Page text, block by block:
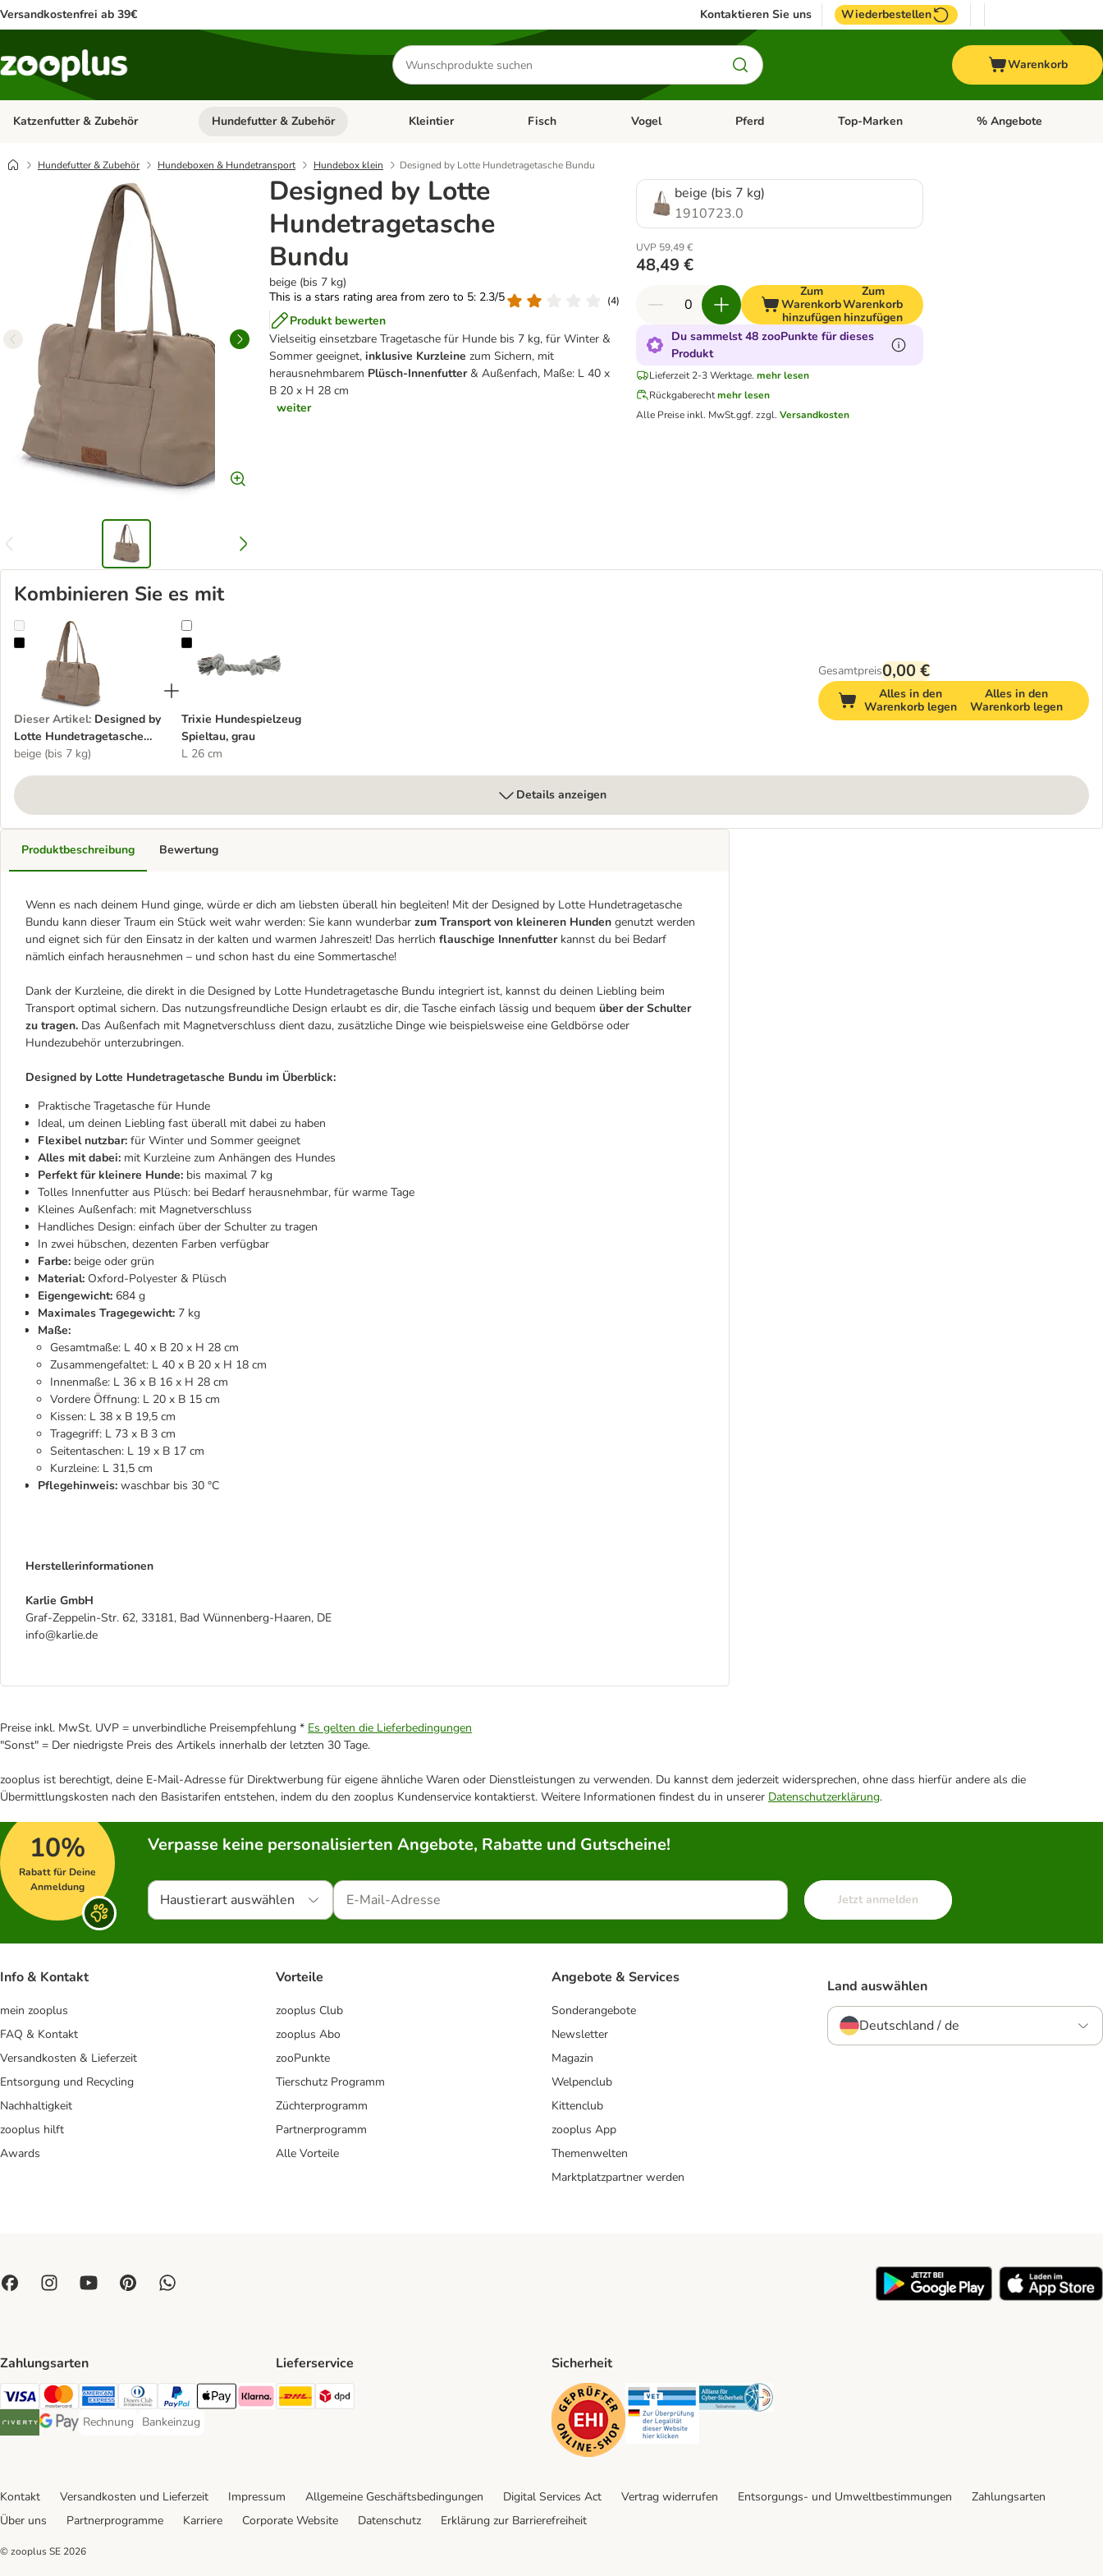
Versandkostenfrei ab 39€ Kontaktieren Sie uns Wiederbestellen
Produkte
suchen
Warenkorb
Katzenfutter & Zubehör Kategorie-Menü öffnen: Katzenfutter & Zubehör
Hundefutter & Zubehör Kategorie-Menü öffnen: Hundefutter & Zubehör
Kleintier Kategorie-Menü öffnen: Kleintier
Fisch Kategorie-Menü öffnen: Fisch
Vogel Kategorie-Menü öffnen: Vogel
Pferd Kategorie-Menü öffnen: Pferd
Top-Marken Kategorie-Menü öffnen:
% Angebote
Hundefutter & Zubehör Hundeboxen & Hundetransport Hundebox klein Designed by Lotte Hundetragetasche Bundu
Designed by Lotte
Hundetragetasche
Bundu
beige (bis 7 kg)
This is a stars rating area from zero to 5: 2.3/5
(4)
Produkt bewerten
Vielseitig einsetzbare Tragetasche für Hunde bis 7 kg, für Winter &
Sommer geeignet,inklusive Kurzleinezum Sichern, mit
herausnehmbarem Plüsch-Innenfutter& Außenfach, Maße: L 40 x
B 20 x H 28 cm
weiter
beige (bis 7 kg)
1910723.0
UVP 59,49 €
48,49 €
Zum
Warenkorb
hinzufügen
Zum
Warenkorb
hinzufügen
Du sammelst 48 zooPunkte für dieses
Produkt
Lieferzeit 2-3 Werktage. mehr lesen
Rückgaberechtmehr lesen
Alle Preise inkl. MwSt.ggf. zzgl.Versandkosten
Kombinieren Sie es mit
Designed by Lotte Hundetragetasche Bundu
Dieser Artikel: Designed by
Lotte Hundetragetasche
Bundu
beige (bis 7 kg)
Trixie Hundespielzeug Spieltau, grau
Trixie Hundespielzeug
Spieltau, grau
L 26 cm
Gesamtpreis0,00 €
Alles in den
Warenkorb legen
Alles in den
Warenkorb legen
Details anzeigen
Produktbeschreibung
Wenn es nach deinem Hund ginge, würde er dich am liebsten überall hin begleiten! Mit der Designed by Lotte Hundetragetasche
Bundu kann dieser Traum ein Stück weit wahr werden: Sie kann wunderbar zum Transport von kleineren Hunden genutzt werden
und eignet sich für den Einsatz in der kalten und warmen Jahreszeit! Das herrlich flauschige Innenfutter kannst du bei Bedarf
nämlich einfach herausnehmen – und schon hast du eine Sommertasche!
Dank der Kurzleine, die direkt in die Designed by Lotte Hundetragetasche Bundu integriert ist, kannst du deinen Liebling beim
Transport optimal sichern. Das nutzungsfreundliche Design erlaubt es dir, die Tasche einfach lässig und bequem über der Schulter
zu tragen. Das Außenfach mit Magnetverschluss dient dazu, zusätzliche Dinge wie beispielsweise eine Geldbörse oder
Hundezubehör unterzubringen.
Designed by Lotte Hundetragetasche Bundu im Überblick:
Praktische Tragetasche für Hunde
Ideal, um deinen Liebling fast überall mit dabei zu haben
Flexibel nutzbar: für Winter und Sommer geeignet
Alles mit dabei: mit Kurzleine zum Anhängen des Hundes
Perfekt für kleinere Hunde: bis maximal 7 kg
Tolles Innenfutter aus Plüsch: bei Bedarf herausnehmbar, für warme Tage
Kleines Außenfach: mit Magnetverschluss
Handliches Design: einfach über der Schulter zu tragen
In zwei hübschen, dezenten Farben verfügbar
Farbe: beige oder grün
Material: Oxford-Polyester & Plüsch
Eigengewicht: 684 g
Maximales Tragegewicht: 7 kg
Maße:
Gesamtmaße: L 40 x B 20 x H 28 cm
Zusammengefaltet: L 40 x B 20 x H 18 cm
Innenmaße: L 36 x B 16 x H 28 cm
Vordere Öffnung: L 20 x B 15 cm
Kissen: L 38 x B 19,5 cm
Tragegriff: L 73 x B 3 cm
Seitentaschen: L 19 x B 17 cm
Kurzleine: L 31,5 cm
Pflegehinweis: waschbar bis 30 °C
Herstellerinformationen
Karlie GmbH
Graf-Zeppelin-Str. 62, 33181, Bad Wünnenberg-Haaren, DE
info@karlie.de
Bewertung
Preise inkl. MwSt. UVP = unverbindliche Preisempfehlung * Es gelten die Lieferbedingungen
"Sonst" = Der niedrigste Preis des Artikels innerhalb der letzten 30 Tage.
zooplus ist berechtigt, deine E-Mail-Adresse für Direktwerbung für eigene ähnliche Waren oder Dienstleistungen zu verwenden. Du kannst dem jederzeit widersprechen, ohne dass hierfür andere als die
Übermittlungskosten nach den Basistarifen entstehen, indem du den zooplus Kundenservice kontaktierst. Weitere Informationen findest du in unserer Datenschutzerklärung.
10%
Rabatt für Deine
Anmeldung
Verpasse keine personalisierten Angebote, Rabatte und Gutscheine!
Haustierart auswählen Jetzt anmelden
Info & Kontakt
mein zooplus
FAQ & Kontakt
Versandkosten & Lieferzeit
Entsorgung und Recycling
Nachhaltigkeit
zooplus hilft
Awards
Vorteile
zooplus Club
zooplus Abo
zooPunkte
Tierschutz Programm
Züchterprogramm
Partnerprogramm
Alle Vorteile
Angebote & Services
Sonderangebote
Newsletter
Magazin
Welpenclub
Kittenclub
zooplus App
Themenwelten
Marktplatzpartner werden
Land auswählen
Deutschland / de
Zahlungsarten
Visa Payment Method
Mastercard Payment Method
American Express Payment Method
Diners Club Payment Method
PayPal Payment Method
Apple Pay Payment Method
Klarna Payment Method
Riverty Payment Method
Google Pay Payment Method
Rechnung
Rechnung Payment Method
Bankeinzug
Bankeinzug Payment Method
Lieferservice
DHL Shipping Method
Sicherheit
Security Security Security
Kontakt Versandkosten und Lieferzeit Impressum Allgemeine Geschäftsbedingungen Digital Services Act Vertrag widerrufen Entsorgungs- und Umweltbestimmungen
Zahlungsarten
Über uns
Partnerprogramme Karriere Corporate Website Datenschutz Erklärung zur Barrierefreiheit
© zooplus SE 2026